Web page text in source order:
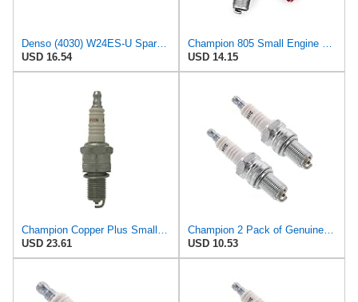
Denso (4030) W24ES-U Spark Plugs, Pack of 4
USD 16.54
USD 14.15
USD 23.61
USD 10.53